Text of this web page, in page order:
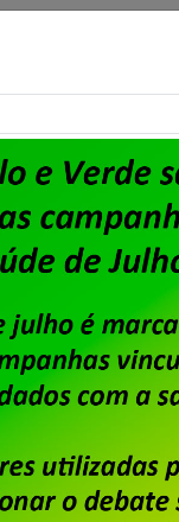
do Rio de
que
com
número